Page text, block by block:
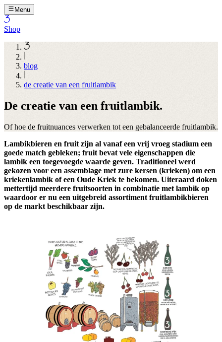
Menu
Shop
blog
de creatie van een fruitlambik
De creatie van een fruitlambik.
Of hoe de fruitnuances verwerken tot een gebalanceerde fruitlambik.
Lambikbieren en fruit zijn al vanaf een vrij vroeg stadium een
goede match gebleken; fruit bevat vele eigenschappen die
lambik een toegevoegde waarde geven. Traditioneel werd
gekozen voor een assemblage met zure kersen (krieken) om een
kriekenlambik of een Oude Kriek te bekomen. Uiteraard doken
mettertijd meerdere fruitsoorten in combinatie met lambik op
waardoor er nu een uitgebreid assortiment fruitlambikbieren
op de markt beschikbaar zijn.